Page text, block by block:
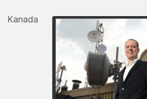
Kanada